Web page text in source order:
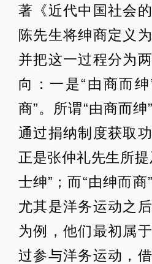
著《近代中国社会
陈先生将绅商定义
并把这一过程分为
向：一是“由商而
商”。所谓“由商而绅
通过捐纳制度获取
正是张仲礼先生所
士绅”；而“由绅而商
尤其是洋务运动之
为例，他们最初属
过参与洋务运动，